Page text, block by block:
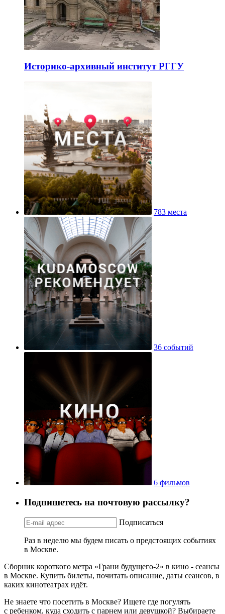
Историко-архивный институт РГГУ
783 места
36 событий
6 фильмов
Подпишетесь на почтовую рассылку?
Подписаться
Раз в неделю мы будем писать о предстоящих событиях
в Москве.
Сборник короткого метра «Грани будущего-2» в кино - сеансы
в Москве. Купить билеты, почитать описание, даты сеансов, в
каких кинотеатрах идёт.
Не знаете что посетить в Москве? Ищете где погулять
с ребенком, куда сходить с парнем или девушкой? Выбираете